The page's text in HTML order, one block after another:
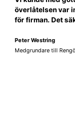
överlåtelsen var
för firman. Det
Peter Westring
Medgrundare till